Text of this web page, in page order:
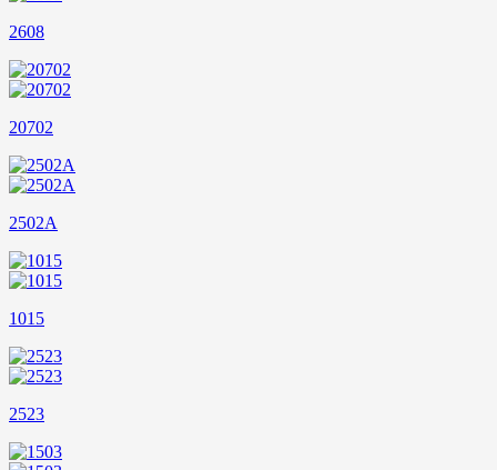
2608
20702
2502A
1015
2523